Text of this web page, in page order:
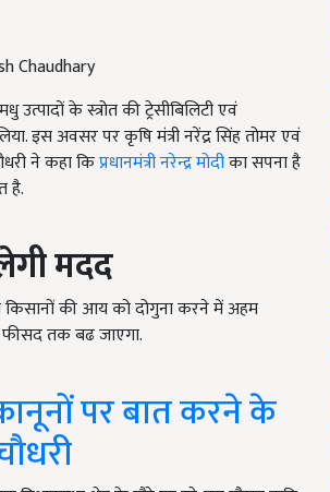
Chaudhary
के स्त्रोत की ट्रेसीबिलिटी एवं
इस अवसर पर कृषि मंत्री नरेंद्र सिंह तोमर एवं
ने कहा किप्रधानमंत्री नरेन्द्र मोदीका सपना है
है.
मदद
किसानों की आय को दोगुना करने में अहम
फीसद तक बढ जाएगा.
पर बात करने के